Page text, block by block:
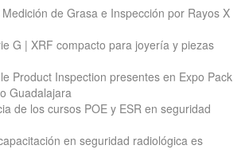
Medición de Grasa e Inspección por Rayos X
G | XRF compacto para joyería y piezas
Product Inspection presentes en Expo Pack
Guadalajara
de los cursos POE y ESR en seguridad
en seguridad radiológica es